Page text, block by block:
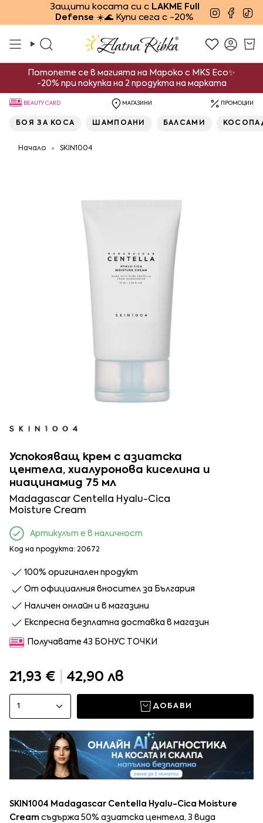
Потопете се в магията на Мароко с MKS Eco✨
-20% при покупка на 2 продукта на марката
Защити косата си с LAKME Full
Defense ☀️🌊 Купи сега с -20%
Търсене
BEAUTY CARD МАГАЗИНИ ПРОМОЦИИ
БОЯ ЗА КОСА ШАМПОАНИ БАЛСАМИ
Начало SKIN1004
Успокояващ крем с азиатска
центела, хиалуронова киселина и
ниацинамид 75 мл
Madagascar Centella Hyalu-Cica
Moisture Cream
Артикулът е в наличност
Код на продукта: 20672
100% оригинален продукт
От официалния вносител за България
Наличен онлайн и в магазини
Експресна безплатна доставка в магазин
Получавате 43 БОНУС ТОЧКИ
21,93 € 42,90 лв
1 ДОБАВИ
SKIN1004 Madagascar Centella Hyalu-Cica Moisture
Cream съдържа 50% азиатска центела, 3 вида